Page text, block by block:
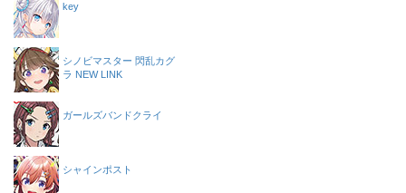
key
シノビマスター 閃乱カグ
ラ NEW LINK
ガールズバンドクライ
シャインポスト